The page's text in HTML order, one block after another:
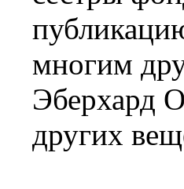
многим
Эберхард
других